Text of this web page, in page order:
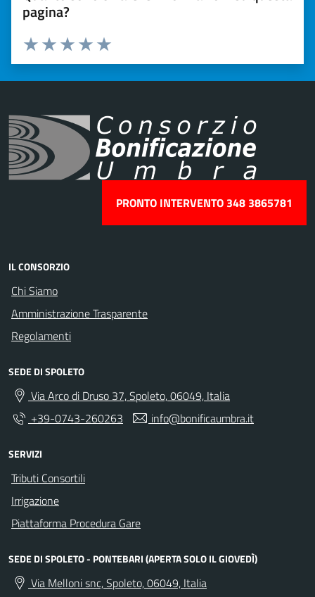
pagina?
Valuta 5 stelle su 5
Valuta 4 stelle su 5
Valuta 3 stelle su 5
Valuta 2 stelle su 5
Valuta 1 stelle su 5
PRONTO INTERVENTO 348 3865781
IL CONSORZIO
Chi Siamo
Amministrazione Trasparente
Regolamenti
SEDE DI SPOLETO
Via Arco di Druso 37, Spoleto, 06049, Italia
+39-0743-260263
info@bonificaumbra.it
SERVIZI
Tributi Consortili
Irrigazione
Piattaforma Procedura Gare
SEDE DI SPOLETO - PONTEBARI (APERTA SOLO IL GIOVEDÌ)
Via Melloni snc, Spoleto, 06049, Italia